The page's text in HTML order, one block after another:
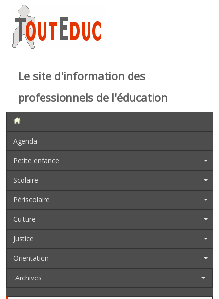
Le site d'information des
professionnels de l'éducation
Agenda
Petite enfance
Scolaire
Périscolaire
Culture
Justice
Orientation
Archives